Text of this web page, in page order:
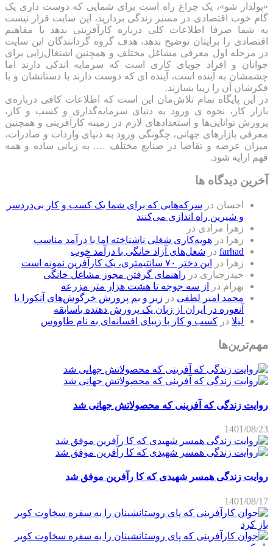
«پولدار شو»، یک چراغ راه است برای شمایی که دوست داری یک
گام خوب اقتصادی در مسیر زندگی بردارید، این سایت قرار نیست
به شما صرفا اطلاعات کلی درباره کارآفرینی بدهد یا مفاهیم
اقتصادی را برایتان توضیح بدهد، هدف گروه گردانندگان این سایت
در مرحله اول معرفی مشاغل مختلف و همچنین اشتغال‌زایی برای
جوانان و افراد جویای کاری است که سرمایه اندکی دارند اما
چشمشان به آینده است، آینده ای که دوست دارند با دستانشان و با
فکرشان آن را زیبا بسازند.
در این پایگاه تمام تلاش‌مان این است که ‌اطلاعات کافی درباره‌ی
بازار کار، نحوه ی ورود به دنیای سرمایه‌گذاری و کسب و کار،
پرورش توانایی‌ها و استعدادهای لازم در زمینه کارآفرینی و همچنین
معرفی بازارهای جهانی، چگونگی ورود به دنیای واردات و صادرات،
میزان عرضه و تقاضا در صنایع مختلف …. به زبانی ساده و همه
فهم ارایه شود.
آخرین دیدگاه ها
احسان در سرکه‌هایی که برای شما یک کسب و کار بی‌دردسر
و شیرین راه اندازی می‌کنند
زهرا مرادی در
زهرا
در هویه‌کاری شغلی ناشناخته اما با درآمد مناسب
farhad در شغل‌های آزاد خانگی با درآمد خوب
زهرا
در
این دختر ۷۰ سانتیمتری، یک کارآفرین نمونه است
حیدرجباری در راهنمای گرفتن مجوز مشاغل خانگی
بهرام در
از سه جوجه تا هشت هزار متر مزرعه
محمد امیر لطفی در زیر و بم پرورش خرگوش‌های آنکورا یا
آنغوره در ایران از زبان یک پرورش دهنده باسابقه
لیلا در کسب و کار با زیبای افسانه‌ای به نام طاووس
مهم‌ترین‌ها
روایت زندگی که آفرینی که محصولاتش جهانی شد
1401/08/23
روایت زندگی همسر شهیدی که کا رآفرین موفق شد
1401/08/17